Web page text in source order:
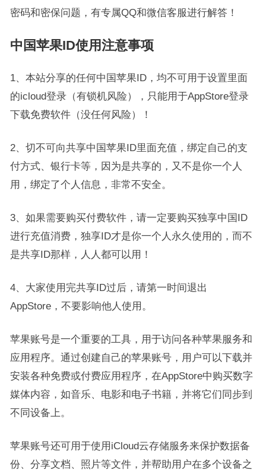
密码和密保问题，有专属QQ和微信客服进行解答！
中国苹果ID使用注意事项
1、本站分享的任何中国苹果ID，均不可用于设置里面
的icloud登录（有锁机风险），只能用于AppStore登录
下载免费软件（没任何风险）！
2、切不可向共享中国苹果ID里面充值，绑定自己的支
付方式、银行卡等，因为是共享的，又不是你一个人
用，绑定了个人信息，非常不安全。
3、如果需要购买付费软件，请一定要购买独享中国ID
进行充值消费，独享ID才是你一个人永久使用的，而不
是共享ID那样，人人都可以用！
4、大家使用完共享ID过后，请第一时间退出
AppStore，不要影响他人使用。
苹果账号是一个重要的工具，用于访问各种苹果服务和
应用程序。通过创建自己的苹果账号，用户可以下载并
安装各种免费或付费应用程序，在AppStore中购买数字
媒体内容，如音乐、电影和电子书籍，并将它们同步到
不同设备上。
苹果账号还可用于使用iCloud云存储服务来保护数据备
份、分享文档、照片等文件，并帮助用户在多个设备之